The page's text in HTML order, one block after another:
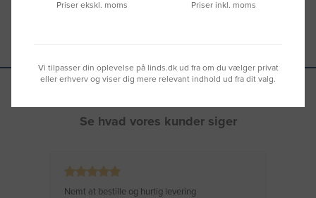
Se hvad vores kunder siger
Nemt at bestille og hurtig levering
Priser ekskl. moms Priser inkl. moms
Vi tilpasser din oplevelse på linds.dk ud fra om du vælger privat
eller erhverv og viser dig mere relevant indhold ud fra dit valg.